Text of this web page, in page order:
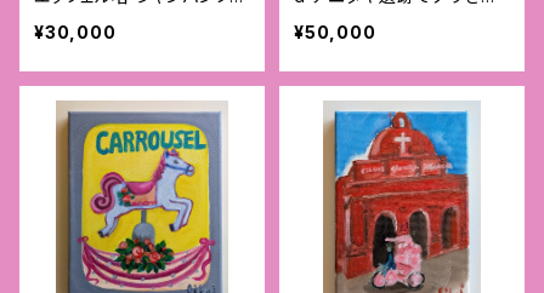
ッシュ
¥30,000
に乗る （額付）
¥50,000